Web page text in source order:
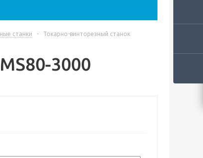
станки -
Токарно-винторезный станок
3000